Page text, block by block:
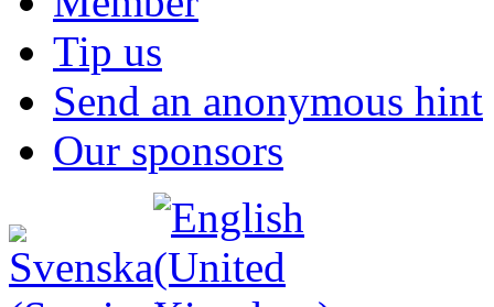
Tip us
Send an anonymous hint
Our sponsors